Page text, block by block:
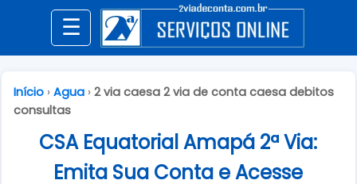
☰
Início ›Agua ›2 via caesa 2 via de conta caesa debitos
consultas
CSA Equatorial Amapá 2ª Via:
Emita Sua Conta e Acesse